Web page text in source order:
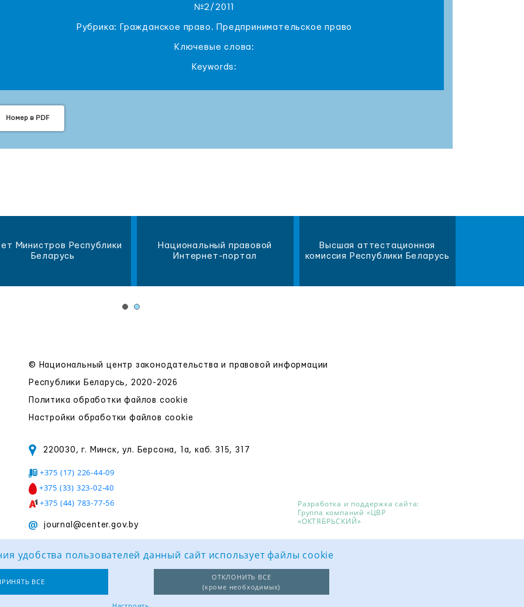
№2/2011
Рубрика: Гражданское право. Предпринимательское право
Ключевые слова:
Keywords:
Номер в PDF
Министров Республики
Беларусь
Национальный правовой
Интернет-портал
Высшая аттестационная
комиссия Республики Беларусь
© Национальный центр законодательства и правовой информации
Республики Беларусь, 2020-2026
Политика обработки файлов cookie
Настройки обработки файлов cookie
220030, г. Минск, ул. Берсона, 1а, каб. 315, 317
+375 (17) 226-44-09
+375 (33) 323-02-40
+375 (44) 783-77-56
journal@center.gov.by
Разработка и поддержка сайта:
Группа компаний «ЦВР
«ОКТЯБРЬСКИЙ»
удобства пользователей данный сайт использует файлы cookie
ВСЕ
ОТКЛОНИТЬ ВСЕ
(кроме необходимых)